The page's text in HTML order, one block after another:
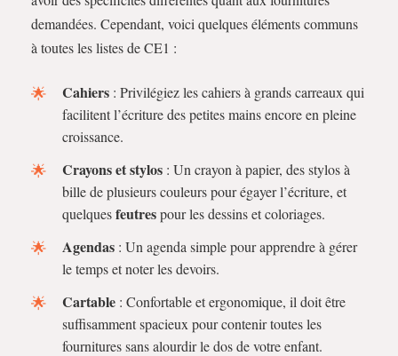
demandées. Cependant, voici quelques éléments communs
à toutes les listes de CE1 :
Cahiers : Privilégiez les cahiers à grands carreaux qui
facilitent l’écriture des petites mains encore en pleine
croissance.
Crayons et stylos : Un crayon à papier, des stylos à
bille de plusieurs couleurs pour égayer l’écriture, et
quelquesfeutrespour les dessins et coloriages.
Agendas : Un agenda simple pour apprendre à gérer
le temps et noter les devoirs.
Cartable : Confortable et ergonomique, il doit être
suffisamment spacieux pour contenir toutes les
fournitures sans alourdir le dos de votre enfant.